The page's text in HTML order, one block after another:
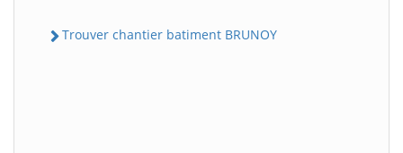
Trouver chantier batiment BRUNOY